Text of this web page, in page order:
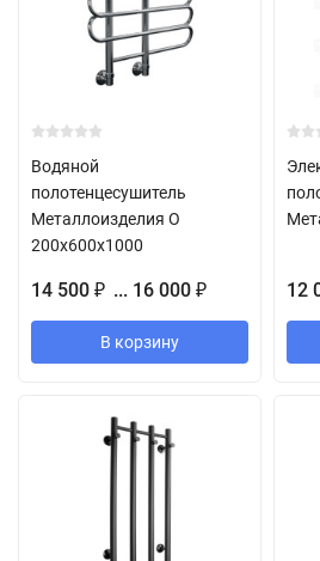
Водяной
полотенцесушитель
Металлоизделия O
200x600х1000
14 500 ₽ ... 16 000 ₽
В корзину
12